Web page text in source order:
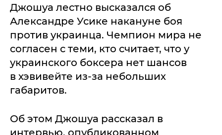
Джошуа лестно высказался об
Александре Усике накануне боя
против украинца. Чемпион мира не
согласен с теми, кто считает, что у
украинского боксера нет шансов
в хэвивейте из-за небольших
габаритов.
Об этом Джошуа рассказал в
интервью, опубликованном